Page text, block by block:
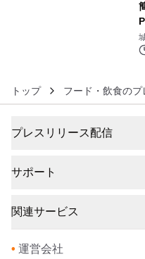
トップ フード・飲食の
プレスリリース配信
サポート
関連サービス
• 運営会社